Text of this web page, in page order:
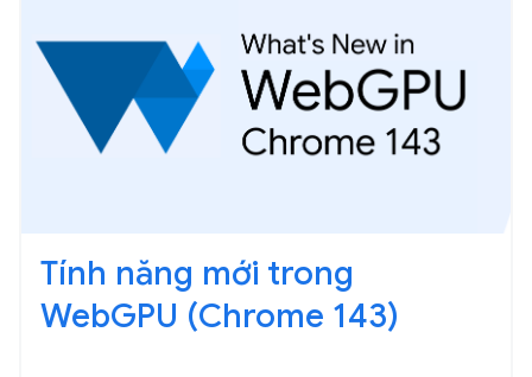
Tính năng mới trong
WebGPU (Chrome 143)